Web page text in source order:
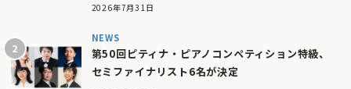
2026年7月31日
NEWS
第50回ピティナ・ピアノコンペティション特級、
セミファイナリスト6名が決定